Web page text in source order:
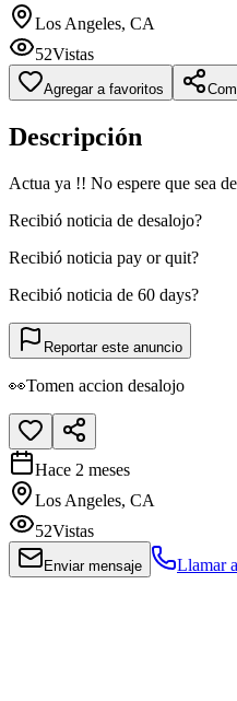
Los Angeles, CA
52Vistas
Agregar a favoritos
Descripción
Actua ya !! No espere que sea
Recibió noticia de desalojo?
Recibió noticia pay or quit?
Recibió noticia de 60 days?
Reportar este anuncio
👀Tomen accion desalojo
Hace 2 meses
Los Angeles, CA
52Vistas
Enviar mensaje Llamar